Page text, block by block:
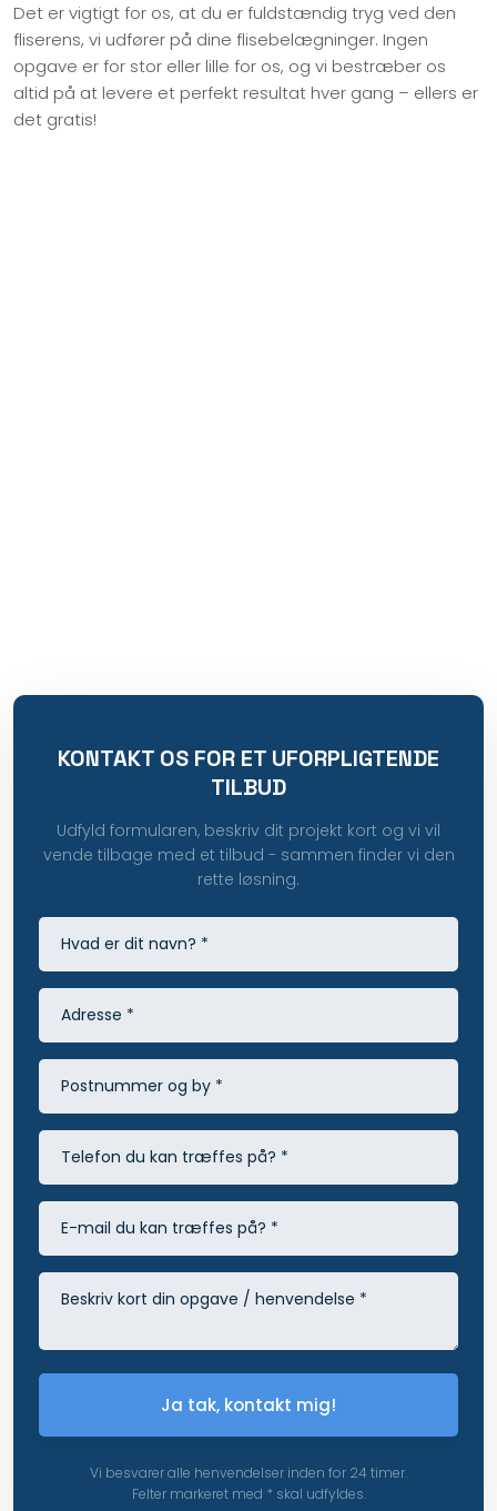
Det er vigtigt for os, at du er fuldstændig tryg ved den
fliserens, vi udfører på dine flisebelægninger. Ingen
opgave er for stor eller lille for os, og vi bestræber os
altid på at levere et perfekt resultat hver gang – ellers er
det gratis!
KONTAKT OS FOR ET UFORPLIGTENDE
TILBUD
Udfyld formularen, beskriv dit projekt kort og vi vil
vende tilbage med et tilbud - sammen finder vi den
rette løsning.
Vi besvarer alle henvendelser inden for 24 timer.
Felter markeret med * skal udfyldes.​